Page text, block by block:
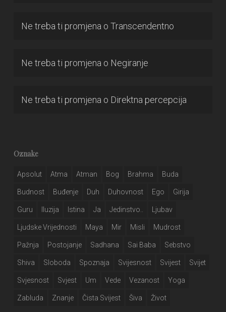
Ne treba ti promjena o Transcendentno
Ne treba ti promjena o Negiranje
Ne treba ti promjena o Direktna percepcija
Oznake
Apsolut Atma Atman Bog Brahma Buda
Budnost Buđenje Duh Duhovnost Ego Girija
Guru Iluzija Istina Ja Jedinstvo.. Ljubav
Ljudske Vrijednosti Maya Mir Misli Mudrost
Pažnja Postojanje Sadhana Sai Baba Sebstvo
Shiva Sloboda Spoznaja Svijesnost Svijest Svijet
Svjesnost Svjest Um Vede Vezanost Yoga
Zabluda Znanje Čista Svijest Šiva Život